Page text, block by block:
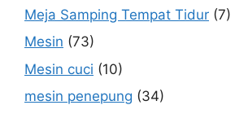
Meja Samping Tempat Tidur (7)
Mesin (73)
Mesin cuci (10)
mesin penepung (34)